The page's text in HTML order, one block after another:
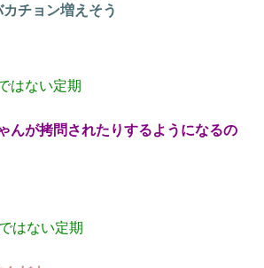
チョン増えそう
はない定期
んが拷問されたりするようになるの
はない定期